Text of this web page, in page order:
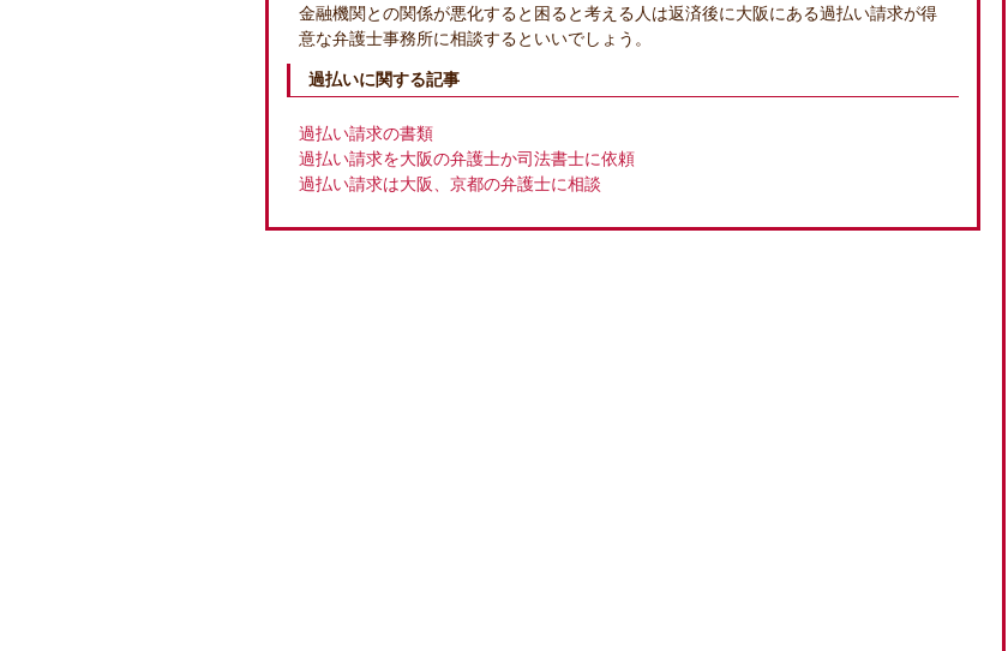
金融機関との関係が悪化すると困ると考える人は返済後に大阪にある過払い請求が得
意な弁護士事務所に相談するといいでしょう。
過払いに関する記事
過払い請求の書類
過払い請求を大阪の弁護士か司法書士に依頼
過払い請求は大阪、京都の弁護士に相談